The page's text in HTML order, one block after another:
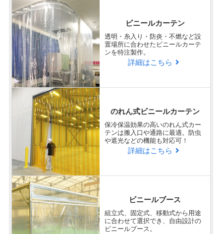
企業様
ラクスル ビニプロの商品・サービ
スに対する総合的な満足度を教え
てください。
非常に満足
納期確認、見積、発注まで、丁寧に対応いただき
ました。
Q
弊社、担当者とのコミュニケーシ
ョン、対応速度はどうでしたか？
上記記載の通りです。
納期の相談、配送先の相談まで寄り添って頂き、
とても助かりました。
ビニールカーテン
透明・糸入り・防炎・不燃など設
置場所に合わせたビニールカーテ
ンを特注製作。
詳細はこちら
のれん式ビニールカーテン
保冷保温効果の高いのれん式カー
テンは搬入口や通路に最適。防虫
や遮光などの機能も対応可！
詳細はこちら
ビニールブース
組立式、固定式、移動式から用途
に合わせて選択でき、自由設計の
ビニールブース。